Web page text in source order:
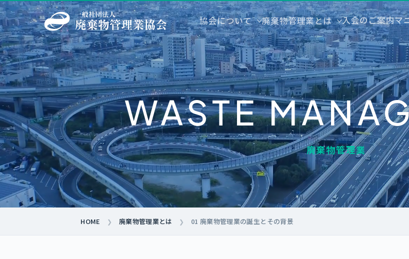
協会について 廃棄物管理業とは 入会のご案内マ
→
→
→
→
→
→
→
→
→
WASTE
廃棄物管理業
HOME ❯ 廃棄物管理業とは ❯ 01 廃棄物管理業の誕生とその背景